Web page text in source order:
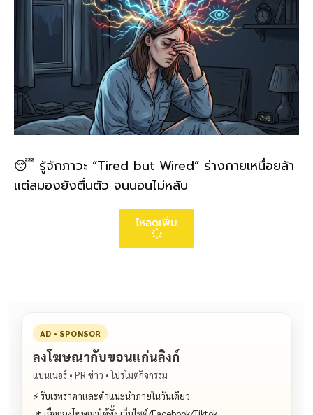
😴 รู้จักภาวะ “Tired but Wired” ร่างกายเหนื่อยล้า
แต่สมองยังตื่นตัว จนนอนไม่หลับ
โหลดเพิ่ม
AD • SPONSOR
ลงโฆษณากับขอนแก่นลิงก์
แบนเนอร์ • PR ข่าว • โปรโมตกิจกรรม
⚡ รับเรทราคาและคำแนะนำภายในวันเดียว